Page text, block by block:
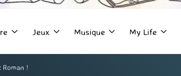
Jeux Musique My Life
!